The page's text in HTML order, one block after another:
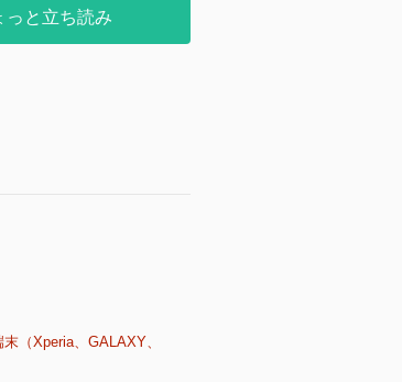
っと立ち読み
（Xperia、GALAXY、